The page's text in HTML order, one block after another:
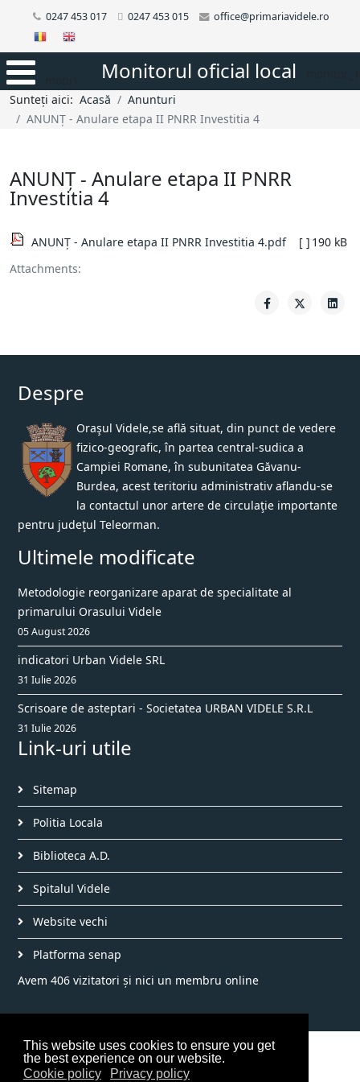
This website uses cookies to ensure you get
the best experience on our website.
Cookie policy
Privacy policy
0247 453 017 0247 453 015 office@primariavidele.ro
Monitorul oficial local
Sunteți aici: Acasă
Anunturi
ANUNȚ - Anulare etapa II PNRR Investitia 4
ANUNȚ - Anulare etapa II PNRR
Investitia 4
Attachments:
ANUNȚ - Anulare etapa II PNRR Investitia 4.pdf [ ] 190 kB
Despre
Oraşul Videle,se află situat, din punct de vedere
fizico-geografic, în partea central-sudica a
Campiei Romane, în subunitatea Găvanu-
Burdea, acest teritoriu administrativ aflandu-se
la contactul unor artere de circulaţie importante
pentru judeţul Teleorman.
Ultimele modificate
Metodologie reorganizare aparat de specialitate al
primarului Orasului Videle
05 August 2026
indicatori Urban Videle SRL
31 Iulie 2026
Scrisoare de asteptari - Societatea URBAN VIDELE S.R.L
31 Iulie 2026
Link-uri utile
Sitemap
Politia Locala
Biblioteca A.D.
Spitalul Videle
Website vechi
Platforma senap
Avem 406 vizitatori și nici un membru online
©2026 Primăria Videle